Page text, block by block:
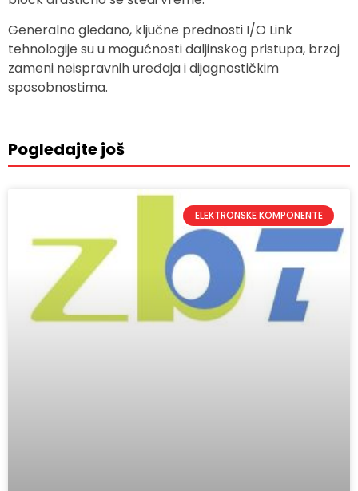
Generalno gledano, ključne prednosti I/O Link
tehnologije su u mogućnosti daljinskog pristupa, brzoj
zameni neispravnih uređaja i dijagnostičkim
sposobnostima.
Pogledajte još
ELEKTRONSKE KOMPONENTE